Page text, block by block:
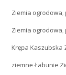
Ziemia ogrodowa,
Ziemia ogrodowa,
Krępa Kaszubska
ziemne Łabunie